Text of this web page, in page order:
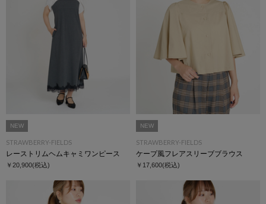
NEW
STRAWBERRY-FIELDS
レーストリムヘムキャミワンピース
￥20,900(税込)
NEW
STRAWBERRY-FIELDS
ケープ風フレアスリーブブラウス
￥17,600(税込)